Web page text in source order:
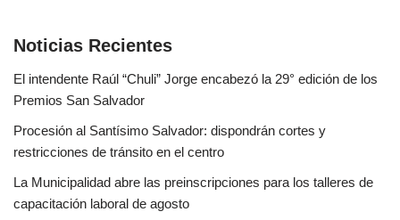
Noticias Recientes
El intendente Raúl “Chuli” Jorge encabezó la 29° edición de los
Premios San Salvador
Procesión al Santísimo Salvador: dispondrán cortes y
restricciones de tránsito en el centro
La Municipalidad abre las preinscripciones para los talleres de
capacitación laboral de agosto